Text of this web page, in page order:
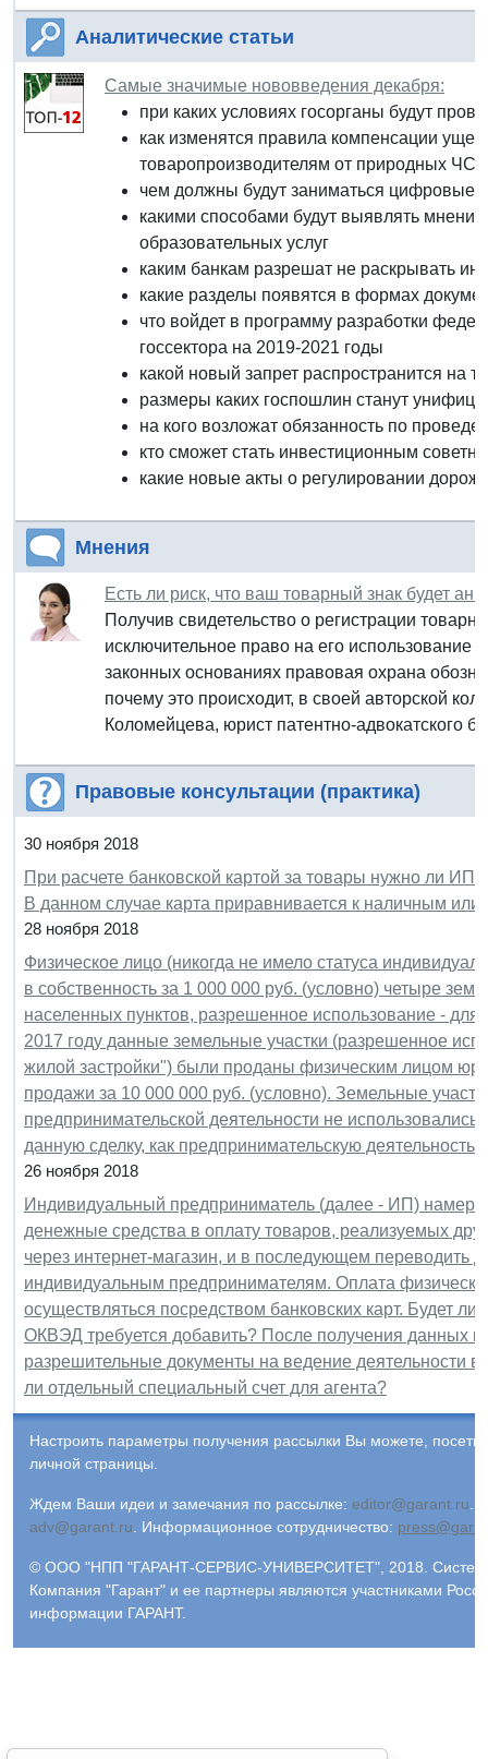
Аналитические статьи
Самые значимые нововведения декабря:
при каких условиях госорганы будут
как изменятся правила компенсации
товаропроизводителям от природных ЧС
чем должны будут заниматься цифровые
какими способами будут выявлять
образовательных услуг
каким банкам разрешат не раскрывать
какие разделы появятся в формах
что войдет в программу разработки
госсектора на 2019-2021 годы
какой новый запрет распространится на
размеры каких госпошлин станут
на кого возложат обязанность по
кто сможет стать инвестиционным
какие новые акты о регулировании
Мнения
Есть ли риск, что ваш товарный знак будет
Получив свидетельство о регистрации
исключительное право на его использование
законных основаниях правовая охрана
почему это происходит, в своей авторской
Коломейцева, юрист патентно-адвокатского
Правовые консультации (практика)
30 ноября 2018
При расчете банковской картой за товары нужно ли
В данном случае карта приравнивается к наличным
28 ноября 2018
Физическое лицо (никогда не имело статуса
в собственность за 1 000 000 руб. (условно) четыре
населенных пунктов, разрешенное использование -
2017 году данные земельные участки (разрешенное
жилой застройки") были проданы физическим лицом
продажи за 10 000 000 руб. (условно). Земельные
предпринимательской деятельности не
данную сделку, как предпринимательскую деятельность
26 ноября 2018
Индивидуальный предприниматель (далее - ИП)
денежные средства в оплату товаров, реализуемых
через интернет-магазин, и в последующем переводить
индивидуальным предпринимателям. Оплата
осуществляться посредством банковских карт. Будет
ОКВЭД требуется добавить? После получения данных
разрешительные документы на ведение деятельности в
ли отдельный специальный счет для агента?
Настроить параметры получения рассылки Вы можете,
личной страницы.
Ждем Ваши идеи и замечания по рассылке: editor@garant.ru.
adv@garant.ru. Информационное сотрудничество:
© ООО "НПП "ГАРАНТ-СЕРВИС-УНИВЕРСИТЕТ", 2018. Система
Компания "Гарант" и ее партнеры являются участниками
информации ГАРАНТ.